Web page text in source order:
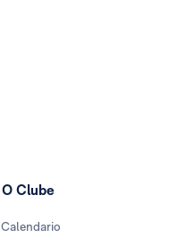
O Clube
Calendario